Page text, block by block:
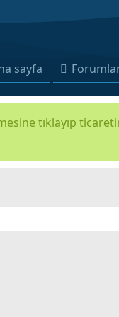
sayfa
tıklayıp